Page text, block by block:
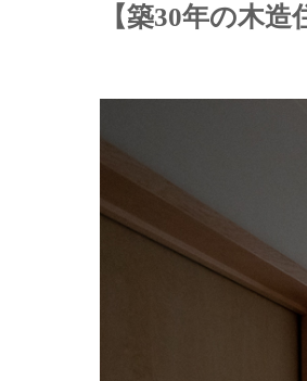
【築30年の木